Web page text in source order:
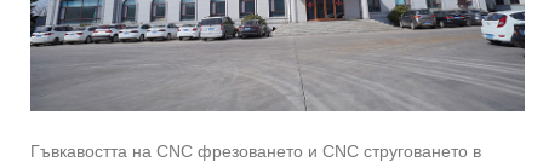
Гъвкавостта на CNC фрезоването и CNC струговането в